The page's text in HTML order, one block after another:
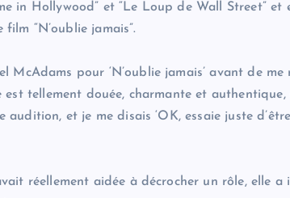
in Hollywood” et “Le Loup de Wall Street” et
“N’oublie jamais”.
McAdams pour ‘N’oublie jamais’ avant de me
tellement douée, charmante et
et je me disais ‘OK, essaie juste
réellement aidée à décrocher un rôle, elle